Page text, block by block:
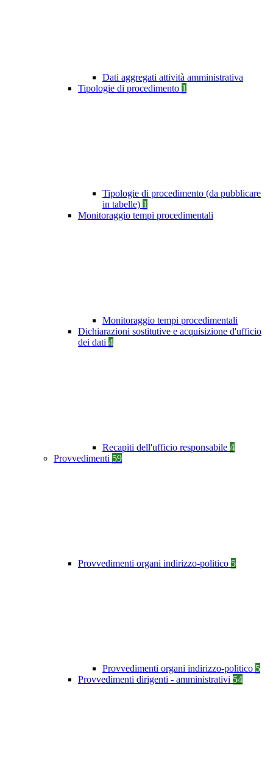
Dati aggregati attività amministrativa
Tipologie di procedimento 1
Tipologie di procedimento (da pubblicare
in tabelle) 1
Monitoraggio tempi procedimentali
Monitoraggio tempi procedimentali
Dichiarazioni sostitutive e acquisizione d'ufficio
dei dati 4
Recapiti dell'ufficio responsabile 4
Provvedimenti 59
Provvedimenti organi indirizzo-politico 5
Provvedimenti organi indirizzo-politico 5
Provvedimenti dirigenti - amministrativi 54